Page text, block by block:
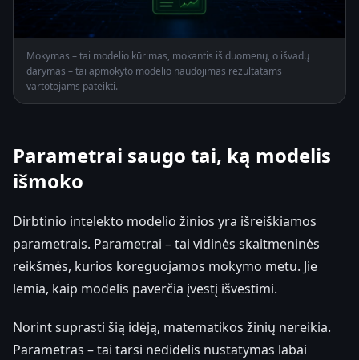
Mokymas – tai modelio kūrimas, mokantis iš duomenų, o išvadų
darymas – tai apmokyto modelio naudojimas rezultatams
vartotojams pateikti.
Parametrai saugo tai, ką modelis
išmoko
Dirbtinio intelekto modelio žinios yra išreiškiamos
parametrais. Parametrai – tai vidinės skaitmeninės
reikšmės, kurios koreguojamos mokymo metu. Jie
lemia, kaip modelis paverčia įvestį išvestimi.
Norint suprasti šią idėją, matematikos žinių nereikia.
Parametras – tai tarsi nedidelis nustatymas labai